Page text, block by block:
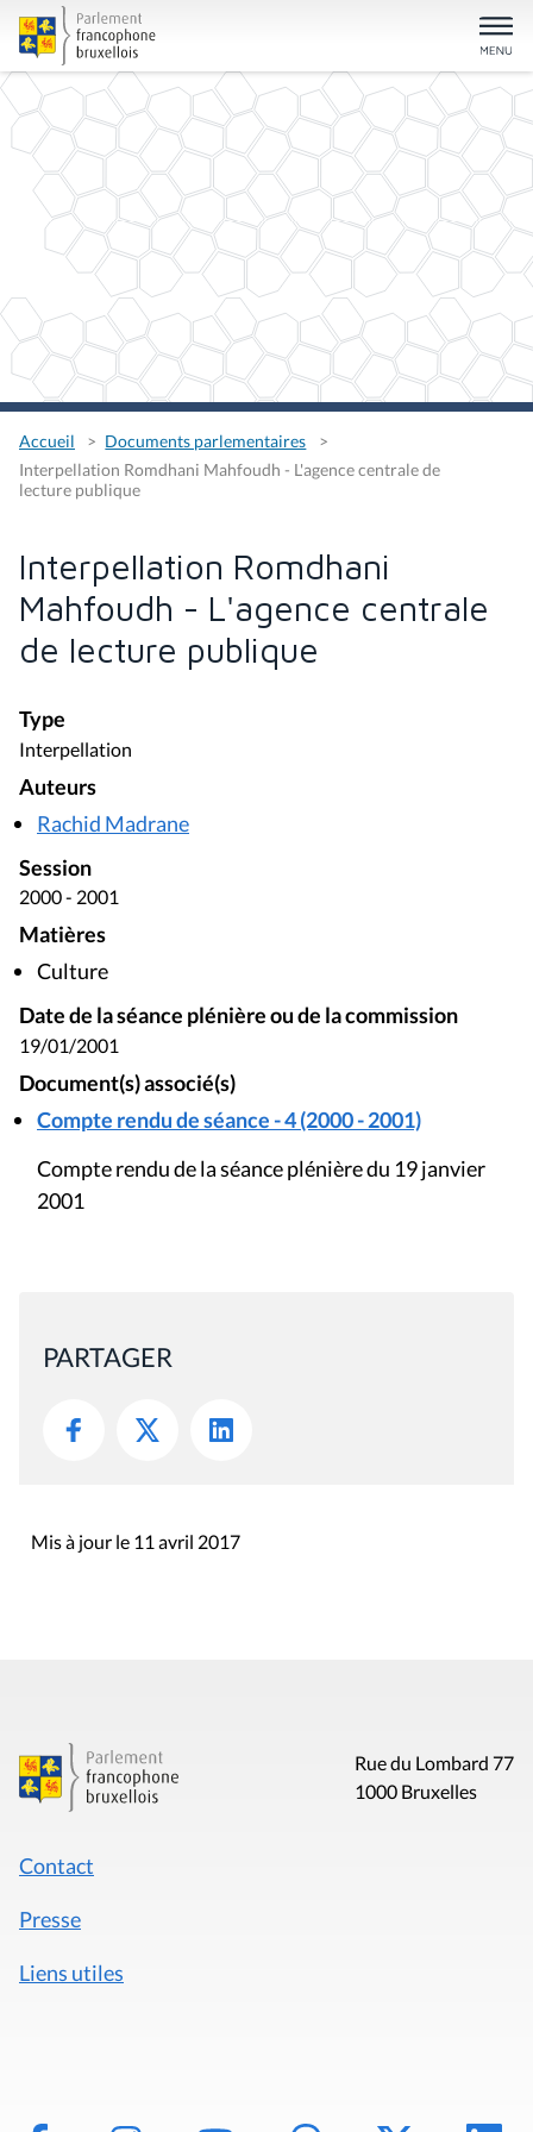
Accueil
Documents parlementaires
Interpellation Romdhani Mahfoudh - L'agence centrale de
lecture publique
Interpellation Romdhani
Mahfoudh - L'agence centrale
de lecture publique
Type
Interpellation
Auteurs
Rachid Madrane
Session
2000 - 2001
Matières
Culture
Date de la séance plénière ou de la commission
19/01/2001
Document(s) associé(s)
Compte rendu de séance - 4 (2000 - 2001)
Compte rendu de la séance plénière du 19 janvier
2001
PARTAGER
Mis à jour le 11 avril 2017
Rue du Lombard 77
1000 Bruxelles
Contact
Presse
Liens utiles